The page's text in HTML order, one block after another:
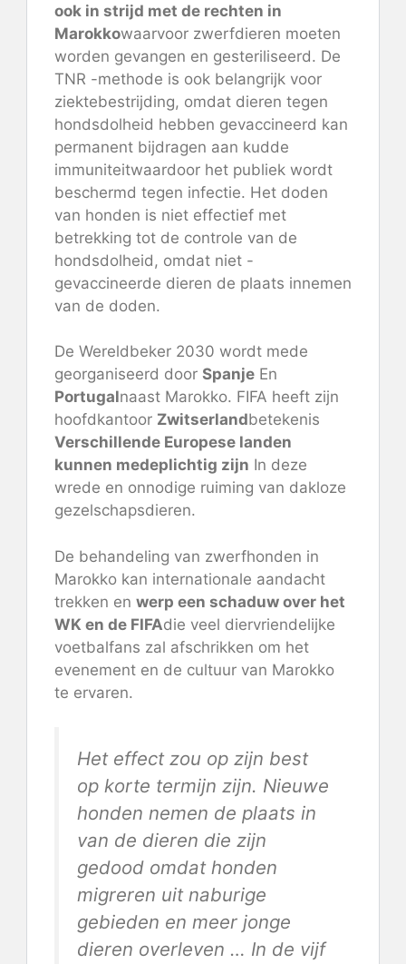
ook in strijd met de rechten in
Marokkowaarvoor zwerfdieren moeten
worden gevangen en gesteriliseerd. De
TNR -methode is ook belangrijk voor
ziektebestrijding, omdat dieren tegen
hondsdolheid hebben gevaccineerd kan
permanent bijdragen aan kudde
immuniteitwaardoor het publiek wordt
beschermd tegen infectie. Het doden
van honden is niet effectief met
betrekking tot de controle van de
hondsdolheid, omdat niet -
gevaccineerde dieren de plaats innemen
van de doden.
De Wereldbeker 2030 wordt mede
georganiseerd door Spanje En
Portugalnaast Marokko. FIFA heeft zijn
hoofdkantoor Zwitserlandbetekenis
Verschillende Europese landen
kunnen medeplichtig zijn In deze
wrede en onnodige ruiming van dakloze
gezelschapsdieren.
De behandeling van zwerfhonden in
Marokko kan internationale aandacht
trekken en werp een schaduw over het
WK en de FIFAdie veel diervriendelijke
voetbalfans zal afschrikken om het
evenement en de cultuur van Marokko
te ervaren.
Het effect zou op zijn best
op korte termijn zijn. Nieuwe
honden nemen de plaats in
van de dieren die zijn
gedood omdat honden
migreren uit naburige
gebieden en meer jonge
dieren overleven … In de vijf